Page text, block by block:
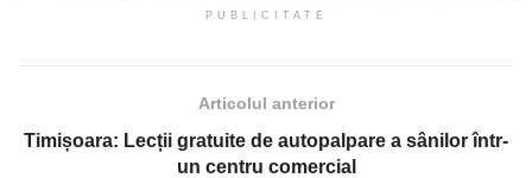
PUBLICITATE
Articolul anterior
Timișoara: Lecții gratuite de autopalpare a sânilor într-
un centru comercial